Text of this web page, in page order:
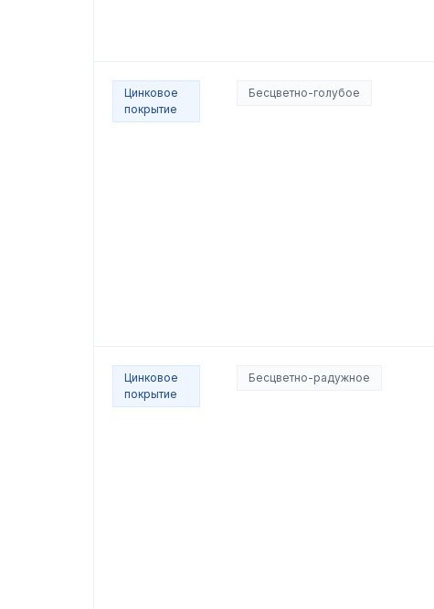
Цинковое
покрытие
Бесцветно-голубое
Цинковое
покрытие
Бесцветно-радужное